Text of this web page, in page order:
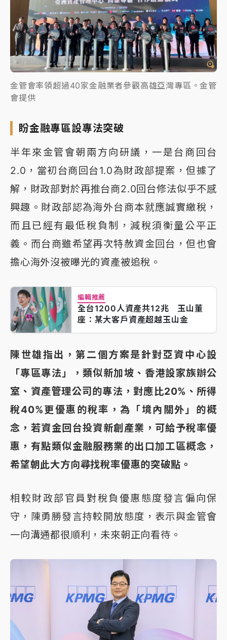
金管會率領超過40家金融業者參觀高雄亞灣專區。金管
會提供
盼金融專區設專法突破
半年來金管會朝兩方向研議，一是台商回台
2.0，當初台商回台1.0為財政部提案，但據了
解，財政部對於再推台商2.0回台修法似乎不感
興趣。財政部認為海外台商本就應誠實繳稅，
而且已經有最低稅負制，減稅須衡量公平正
義。而台商雖希望再次特赦資金回台，但也會
擔心海外沒被曝光的資產被追稅。
編輯推薦
全台1200人資產共12兆 玉山董
座：某大客戶資產超越玉山金
陳世雄指出，第二個方案是針對亞資中心設
「專區專法」，類似新加坡、香港設家族辦公
室、資產管理公司的專法，對應比20%、所得
稅40%更優惠的稅率，為「境內關外」的概
念，若資金回台投資新創產業，可給予稅率優
惠，有點類似金融服務業的出口加工區概念，
希望朝此大方向尋找稅率優惠的突破點。
相較財政部官員對稅負優惠態度發言偏向保
守，陳勇勝發言持較開放態度，表示與金管會
一向溝通都很順利，未來朝正向看待。